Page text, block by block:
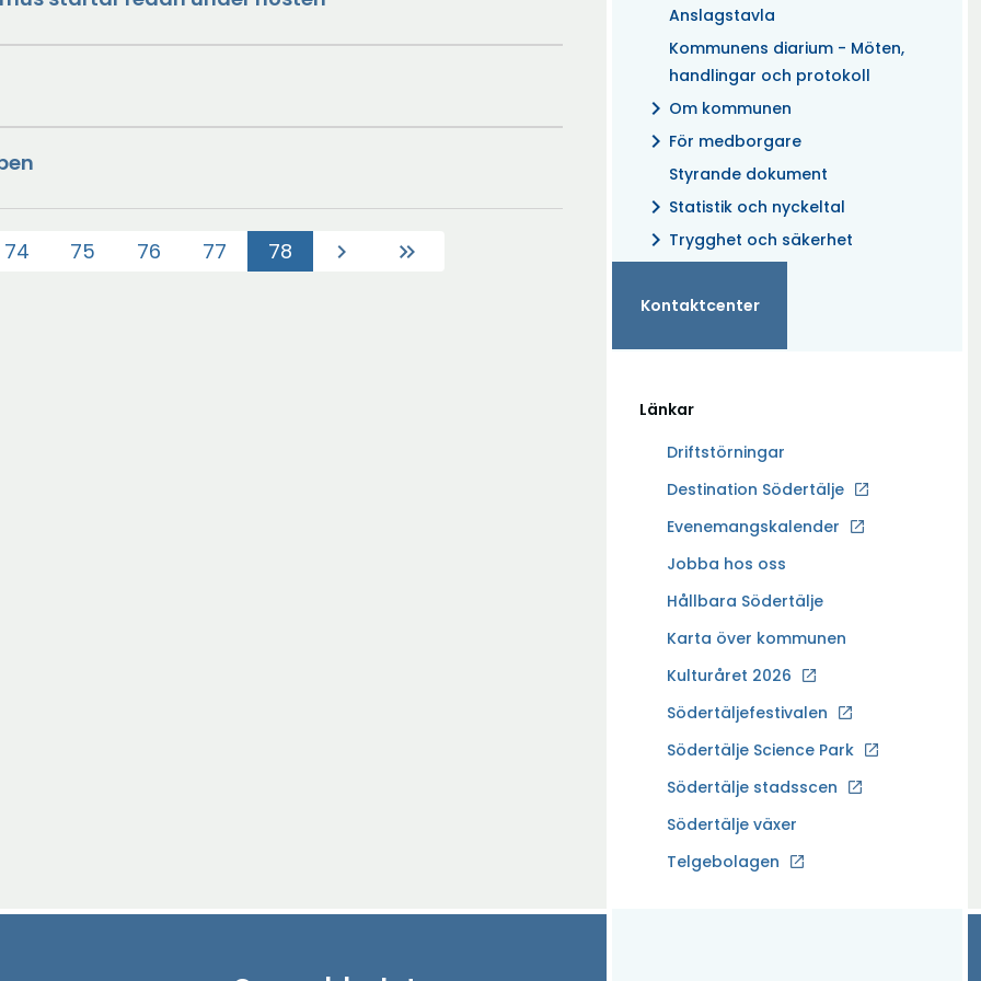
Anslagstavla
Kommunens diarium - Möten,
handlingar och protokoll
chevron_right Om kommunen
chevron_right För medborgare
Styrande dokument
chevron_right Statistik och nyckeltal
chevron_right Trygghet och säkerhet
Kontaktcenter
Länkar
Driftstörningar
Destination Södertälje
Ö
p
n
a
y
t
f
ö
n
t
Evenemangskalender
Jobba hos oss
Ö
p
n
a
y
t
f
ö
Hållbara Södertälje
Karta över kommunen
Kulturåret 2026
Södertäljefestivalen
Södertälje Science Park
Ö
p
n
a
Södertälje stadsscen
Södertälje växer
Telgebolagen
Ö
74 75 76 77 78(Aktuell)
chevron_right keyboard_double_arrow_right